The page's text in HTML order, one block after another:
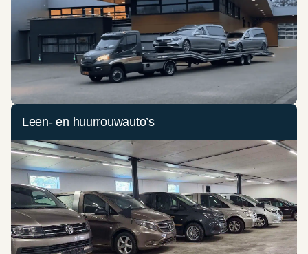
Leen- en huurrouwauto’s